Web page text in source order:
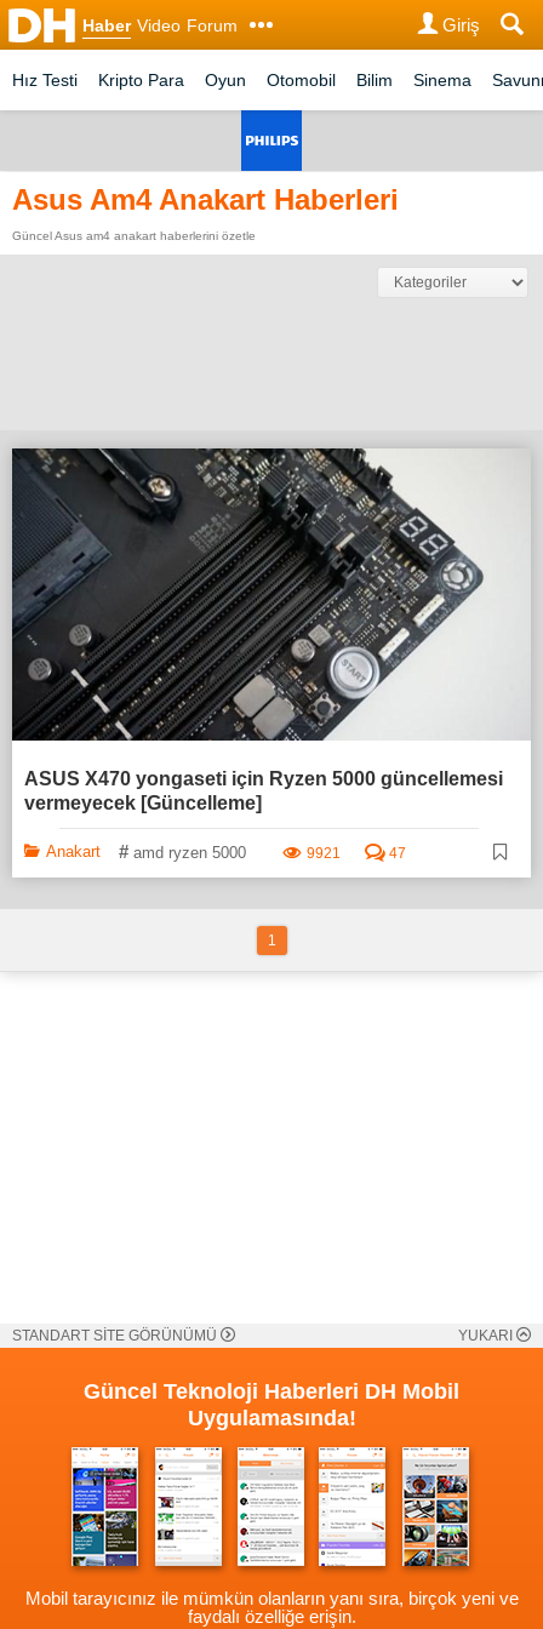
Haber Video Forum Giriş
Hız Testi Kripto Para Oyun Otomobil Bilim Sinema
Asus Am4 Anakart Haberleri
Güncel Asus am4 anakart haberlerini özetle
ASUS X470 yongaseti için Ryzen 5000 güncellemesi
vermeyecek [Güncelleme]
Anakart # amd ryzen 5000 9921 47
1
STANDART SİTE GÖRÜNÜMÜ YUKARI
Güncel Teknoloji Haberleri DH Mobil
Uygulamasında!
Mobil tarayıcınız ile mümkün olanların yanı sıra, birçok yeni ve
faydalı özelliğe erişin.